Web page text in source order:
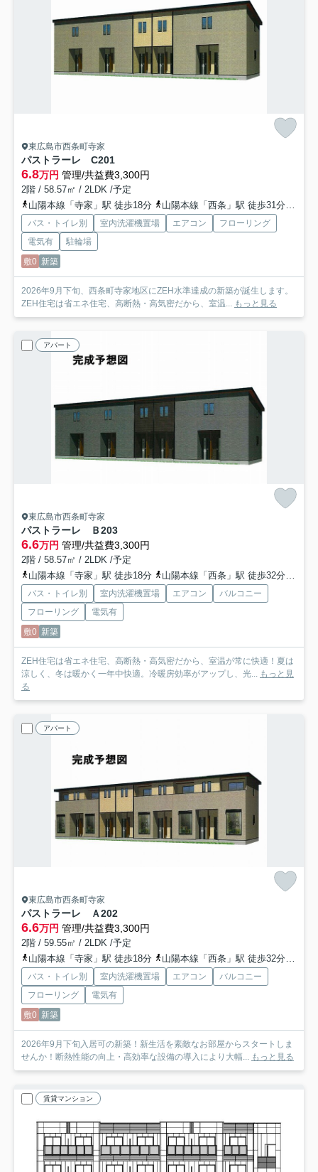
東広島市西条町寺家
パストラーレ C201
6.8万円 管理/共益費3,300円
2階 / 58.57㎡ / 2LDK /予定
山陽本線「寺家」駅 徒歩18分
山陽本線「西条」駅 徒歩31分
バス・トイレ別 室内洗濯機置場 エアコン
フローリング
電気有
駐輪場
敷0 新築
2026年9月下旬、西条町寺家地区にZEH水準達成の新築が誕生します。
ZEH住宅は省エネ住宅、高断熱・高気密だから、室温... もっと見る
アパート
東広島市西条町寺家
パストラーレ Ｂ203
6.6万円 管理/共益費3,300円
2階 / 58.57㎡ / 2LDK /予定
山陽本線「寺家」駅 徒歩18分
山陽本線「西条」駅 徒歩32分
バス・トイレ別 室内洗濯機置場 エアコン
バルコニー
フローリング
電気有
敷0 新築
ZEH住宅は省エネ住宅、高断熱・高気密だから、室温が常に快適！夏は
涼しく、冬は暖かく一年中快適。冷暖房効率がアップし、光... もっと見
る
アパート
東広島市西条町寺家
パストラーレ Ａ202
6.6万円 管理/共益費3,300円
2階 / 59.55㎡ / 2LDK /予定
山陽本線「寺家」駅 徒歩18分
山陽本線「西条」駅 徒歩32分
バス・トイレ別 室内洗濯機置場 エアコン
バルコニー
フローリング
電気有
敷0 新築
2026年9月下旬入居可の新築！新生活を素敵なお部屋からスタートしま
せんか！断熱性能の向上・高効率な設備の導入により大幅... もっと見る
賃貸マンション